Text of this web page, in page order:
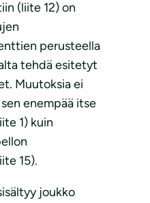
(liite 12) on
perusteella
tehdä esitetyt
Muutoksia ei
enempää itse
1) kuin
15).
joukko